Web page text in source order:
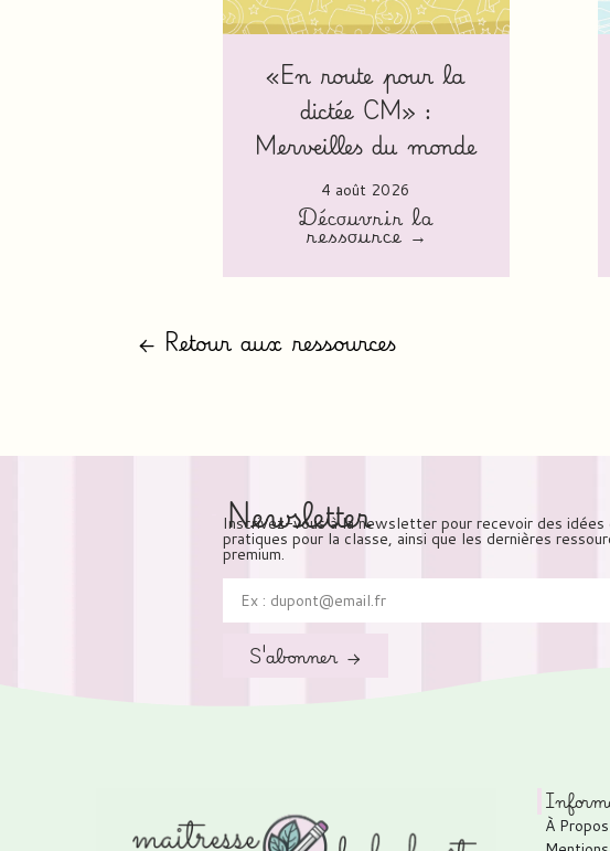
«En route pour la
dictée CM» :
Merveilles du monde
4 août 2026
Découvrir la
ressource →
← Retour aux ressources
Newsletter
Inscrivez-vous à la newsletter pour recevoir des
pratiques pour la classe, ainsi que les dernières
premium.
S'abonner →
À Propos